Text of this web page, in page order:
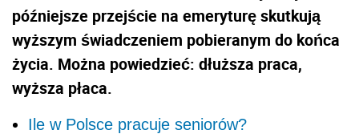
późniejsze przejście na emeryturę skutkują
wyższym świadczeniem pobieranym do końca
życia. Można powiedzieć: dłuższa praca,
wyższa płaca.
Ile w Polsce pracuje seniorów?